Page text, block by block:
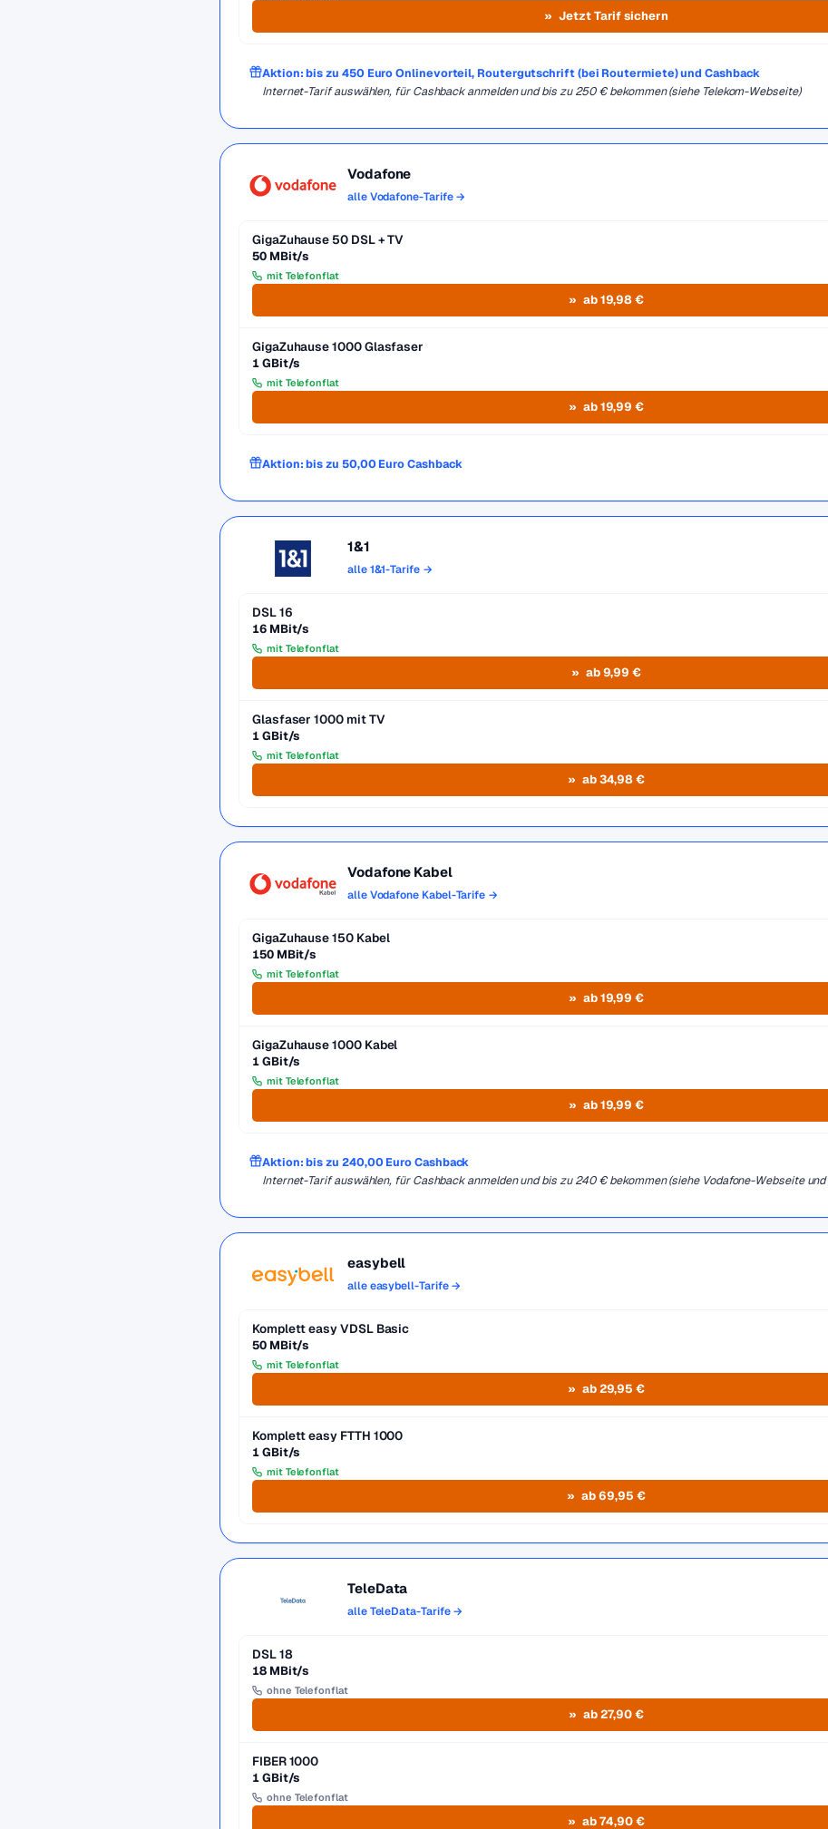
Jetzt Tarif sichern
Aktion: bis zu 450 Euro Onlinevorteil, Routergutschrift (bei Routermiete) und Cashback
Internet-Tarif auswählen, für Cashback anmelden und bis zu 250 € bekommen (siehe Telekom-Webseite)
Vodafone
alle Vodafone-Tarife →
GigaZuhause 50 DSL + TV
50 MBit/s
mit Telefonflat
ab 19,98 €
GigaZuhause 1000 Glasfaser
1 GBit/s
mit Telefonflat
ab 19,99 €
Aktion: bis zu 50,00 Euro Cashback
1&1
alle 1&1-Tarife →
DSL 16
16 MBit/s
mit Telefonflat
ab 9,99 €
Glasfaser 1000 mit TV
1 GBit/s
mit Telefonflat
ab 34,98 €
Vodafone Kabel
alle Vodafone Kabel-Tarife →
GigaZuhause 150 Kabel
150 MBit/s
mit Telefonflat
ab 19,99 €
GigaZuhause 1000 Kabel
1 GBit/s
mit Telefonflat
ab 19,99 €
Aktion: bis zu 240,00 Euro Cashback
Internet-Tarif auswählen, für Cashback anmelden und bis zu 240 € bekommen (siehe Vodafone-Webseite und
easybell
alle easybell-Tarife →
Komplett easy VDSL Basic
50 MBit/s
mit Telefonflat
ab 29,95 €
Komplett easy FTTH 1000
1 GBit/s
mit Telefonflat
ab 69,95 €
TeleData
alle TeleData-Tarife →
DSL 18
18 MBit/s
ohne Telefonflat
ab 27,90 €
FIBER 1000
1 GBit/s
ohne Telefonflat
ab 74,90 €